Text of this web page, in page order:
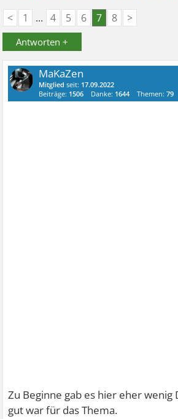
<
1 ... 4 5 6 7 8 >
Antworten +
MaKaZen
Mitglied seit: 17.09.2022
Beiträge: 1506 Danke: 1644 Themen:79
Zu Beginne gab es hier eher wenig
gut war für das Thema.